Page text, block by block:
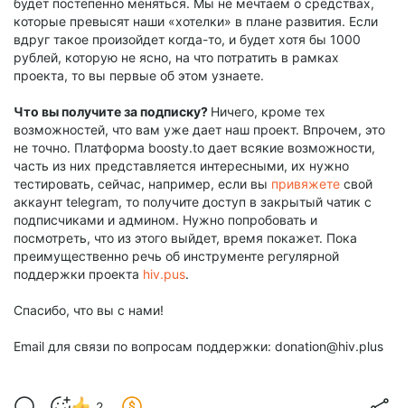
будет постепенно меняться. Мы не мечтаем о средствах,
которые превысят наши «хотелки» в плане развития. Если
вдруг такое произойдет когда-то, и будет хотя бы 1000
рублей, которую не ясно, на что потратить в рамках
проекта, то вы первые об этом узнаете.
Что вы получите за подписку? Ничего, кроме тех
возможностей, что вам уже дает наш проект. Впрочем, это
не точно. Платформа boosty.to дает всякие возможности,
часть из них представляется интересными, их нужно
тестировать, сейчас, например, если вы привяжете свой
аккаунт telegram, то получите доступ в закрытый чатик с
подписчиками и админом. Нужно попробовать и
посмотреть, что из этого выйдет, время покажет. Пока
преимущественно речь об инструменте регулярной
поддержки проекта hiv.pus.
Спасибо, что вы с нами!
Email для связи по вопросам поддержки: donation@hiv.plus